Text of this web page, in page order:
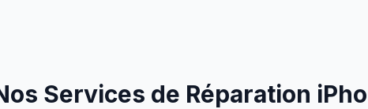
Services de Réparation